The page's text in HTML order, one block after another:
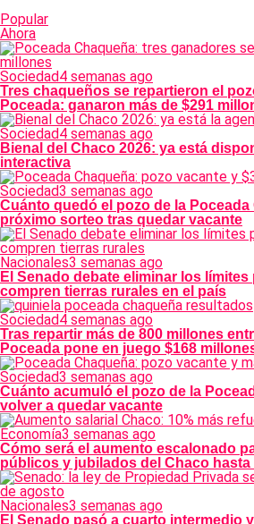
Popular
Ahora
Sociedad4 semanas ago
Tres chaqueños se repartieron el
Poceada: ganaron más de $291
Sociedad4 semanas ago
Bienal del Chaco 2026: ya está
interactiva
Sociedad3 semanas ago
Cuánto quedó el pozo de la Poceada
próximo sorteo tras quedar vacante
Nacionales3 semanas ago
El Senado debate eliminar los
compren tierras rurales en el país
Sociedad4 semanas ago
Tras repartir más de 800 millones
Poceada pone en juego $168
Sociedad3 semanas ago
Cuánto acumuló el pozo de la
volver a quedar vacante
Economía3 semanas ago
Cómo será el aumento escalonado
públicos y jubilados del Chaco
Nacionales3 semanas ago
El Senado pasó a cuarto intermedio